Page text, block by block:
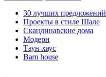
30 лучших предложений
Проекты в стиле Шале
Скандинавские дома
Модерн
Таун-хаус
Barn house